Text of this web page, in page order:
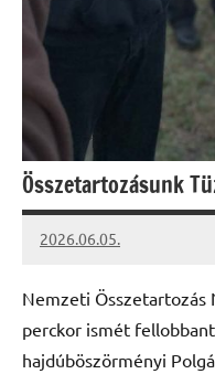
Összetartozásunk
2026.06.05.
Leiszt
Nemzeti Összetartozás
perckor ismét
hajdúböszörményi